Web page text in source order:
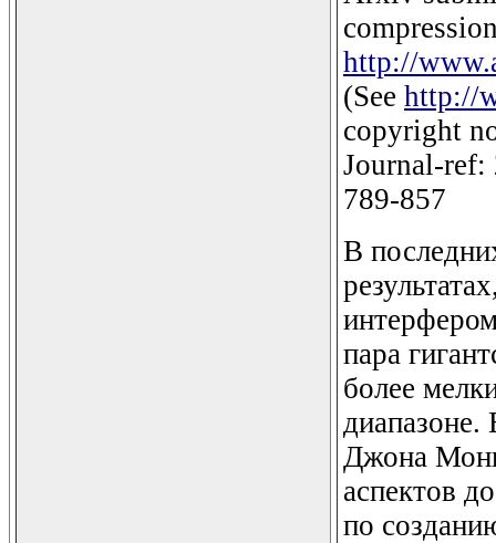
http://
(See http://
copyright
Journal-ref:
789-857
В
пара
более
Джона
аспектов
по